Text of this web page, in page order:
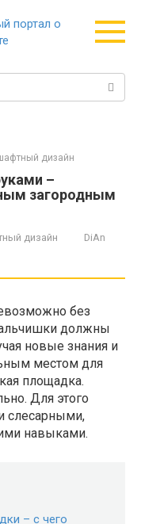
дизайн
–
загородным
дизайн DiAn
без
должны
новые знания и
местом для
площадка.
Для этого
слесарными,
навыками.
– с чего